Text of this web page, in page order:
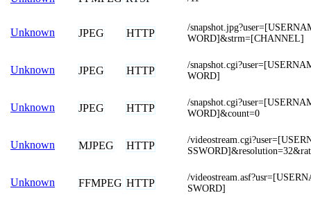
Unknown JPEG HTTP
/
WORD]&strm=[CHANNEL]
Unknown JPEG HTTP
/
WORD]
Unknown JPEG HTTP
/
WORD]&count=0
Unknown MJPEG HTTP
/
Unknown FFMPEG HTTP
/
SWORD]